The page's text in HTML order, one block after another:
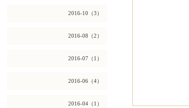
2016-10（3）
2016-08（2）
2016-07（1）
2016-06（4）
2016-04（1）